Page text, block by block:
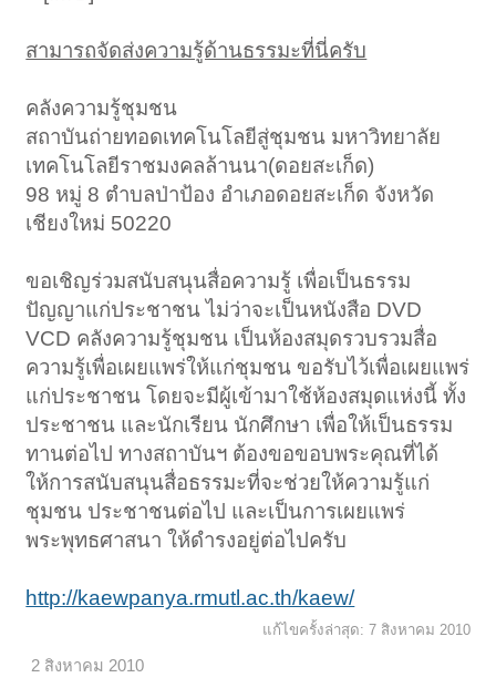
สามารถจัดส่งความรู้ด้านธรรมะที่นี่ครับ
คลังความรู้ชุมชน
สถาบันถ่ายทอดเทคโนโลยีสู่ชุมชน มหาวิทยาลัย
เทคโนโลยีราชมงคลล้านนา(ดอยสะเก็ด)
98 หมู่ 8 ตำบลป่าป้อง อำเภอดอยสะเก็ด จังหวัด
เชียงใหม่ 50220
ขอเชิญร่วมสนับสนุนสื่อความรู้ เพื่อเป็นธรรม
ปัญญาแก่ประชาชน ไม่ว่าจะเป็นหนังสือ DVD
VCD คลังความรู้ชุมชน เป็นห้องสมุดรวบรวมสื่อ
ความรู้เพื่อเผยแพร่ให้แก่ชุมชน ขอรับไว้เพื่อเผยแพร่
แก่ประชาชน โดยจะมีผู้เข้ามาใช้ห้องสมุดแห่งนี้ ทั้ง
ประชาชน และนักเรียน นักศึกษา เพื่อให้เป็นธรรม
ทานต่อไป ทางสถาบันฯ ต้องขอขอบพระคุณที่ได้
ให้การสนับสนุนสื่อธรรมะที่จะช่วยให้ความรู้แก่
ชุมชน ประชาชนต่อไป และเป็นการเผยแพร่
พระพุทธศาสนา ให้ดำรงอยู่ต่อไปครับ
http://kaewpanya.rmutl.ac.th/kaew/
แก้ไขครั้งล่าสุด: 7 สิงหาคม 2010
2 สิงหาคม 2010